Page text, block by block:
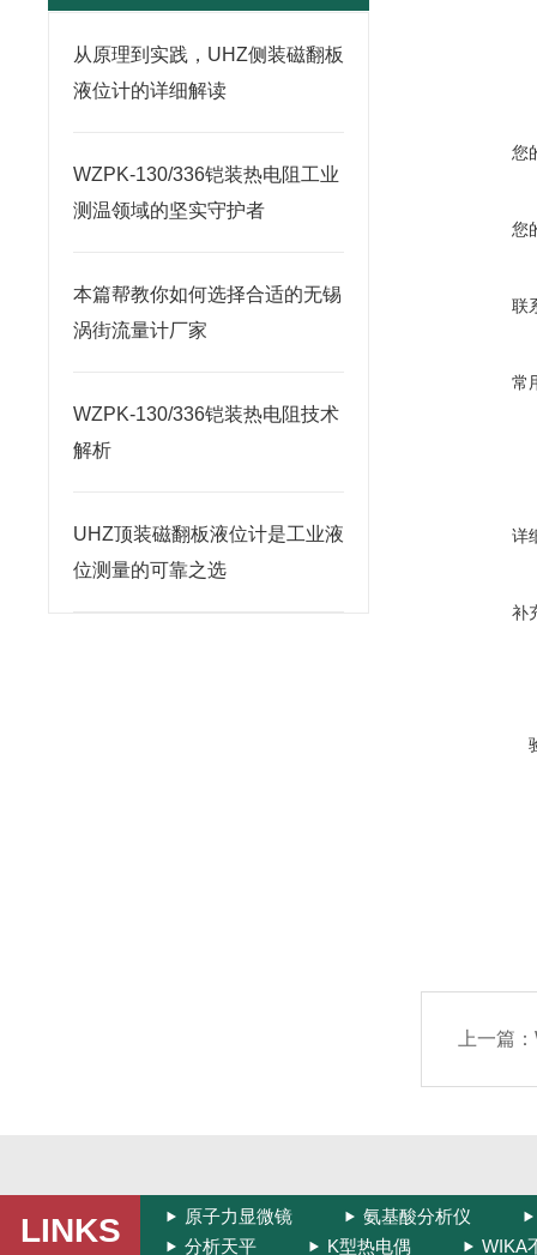
从原理到实践，UHZ侧装磁翻板
液位计的详细解读
WZPK-130/336铠装热电阻工业
测温领域的坚实守护者
本篇帮教你如何选择合适的无锡
涡街流量计厂家
WZPK-130/336铠装热电阻技术
解析
UHZ顶装磁翻板液位计是工业液
位测量的可靠之选
您
您
联
常
详
补
上一篇：
LINKS 原子力显微镜
氨基酸分析仪
分析天平
K型热电偶 WIKA